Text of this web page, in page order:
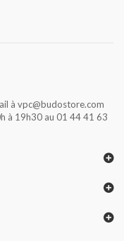
à vpc@budostore.com
à 19h30 au 01 44 41 63